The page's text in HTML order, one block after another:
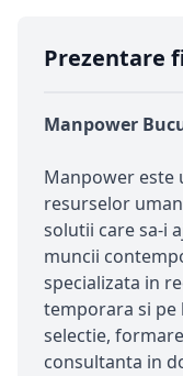
Prezentare
Manpower
Manpower este
resurselor
solutii care sa-i
muncii
specializata in
temporara si pe
selectie,
consultanta in